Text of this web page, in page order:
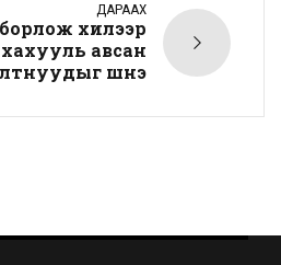
ДАРААХ
хилээр
авсан
шүүнэ